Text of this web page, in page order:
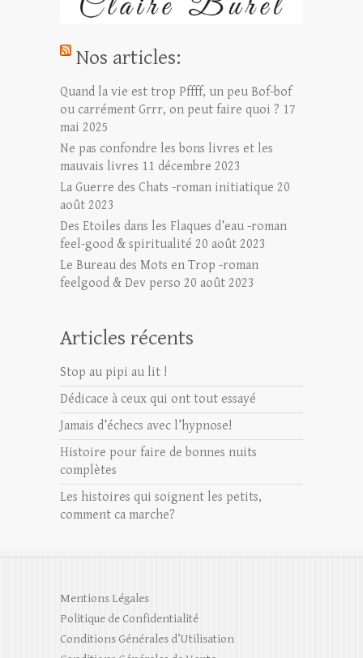
Nos articles:
Quand la vie est trop Pffff, un peu Bof-bof
ou carrément Grrr, on peut faire quoi ? 17
mai 2025
Ne pas confondre les bons livres et les
mauvais livres 11 décembre 2023
La Guerre des Chats -roman initiatique 20
août 2023
Des Etoiles dans les Flaques d’eau -roman
feel-good & spiritualité 20 août 2023
Le Bureau des Mots en Trop -roman
feelgood & Dev perso 20 août 2023
Articles récents
Stop au pipi au lit !
Dédicace à ceux qui ont tout essayé
Jamais d’échecs avec l’hypnose!
Histoire pour faire de bonnes nuits
complètes
Les histoires qui soignent les petits,
comment ca marche?
Mentions Légales
Politique de Confidentialité
Conditions Générales d’Utilisation